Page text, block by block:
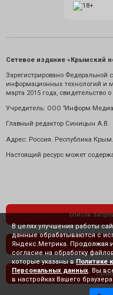
Сетевое издание «Крымский
Зарегистрировано Федеральной
информационных технологий и
марта 2015 года, свидетельство
Учредитель: ООО "Информ
Главный редактор Синицын А.В.
Адрес: Россия. Республика
Настоящий ресурс может
список
В целях улучшения работы
данные обрабатываются с
Яндекс.Метрика. Продолжая
согласие на обработку
которые указаны в Политике
Персональных данных . Вы
в настройках Вашего